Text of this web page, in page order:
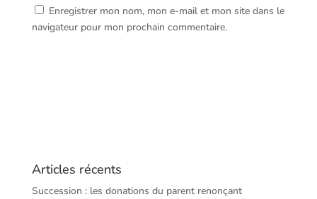
Enregistrer mon nom, mon e-mail et mon site dans le
navigateur pour mon prochain commentaire.
Articles récents
Succession : les donations du parent renonçant